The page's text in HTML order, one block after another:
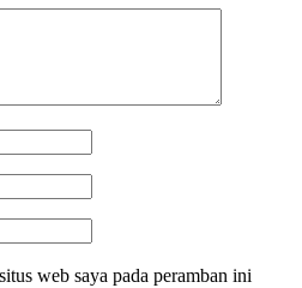
web saya pada peramban ini